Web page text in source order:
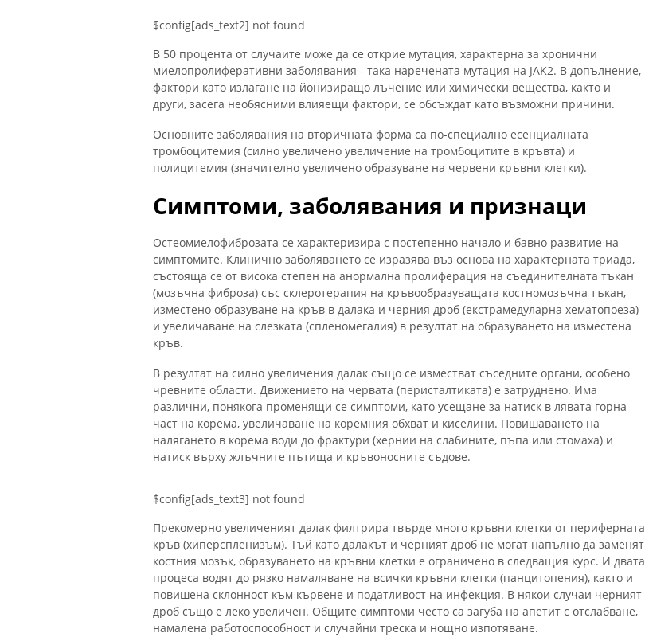
$config[ads_text2] not found
В 50 процента от случаите може да се открие мутация, характерна за хронични
миелопролиферативни заболявания - така наречената мутация на JAK2. В допълнение,
фактори като излагане на йонизиращо лъчение или химически вещества, както и
други, засега необясними влияещи фактори, се обсъждат като възможни причини.
Основните заболявания на вторичната форма са по-специално есенциалната
тромбоцитемия (силно увеличено увеличение на тромбоцитите в кръвта) и
полицитемия (значително увеличено образуване на червени кръвни клетки).
Симптоми, заболявания и признаци
Остеомиелофиброзата се характеризира с постепенно начало и бавно развитие на
симптомите. Клинично заболяването се изразява въз основа на характерната триада,
състояща се от висока степен на анормална пролиферация на съединителната тъкан
(мозъчна фиброза) със склеротерапия на кръвообразуващата костномозъчна тъкан,
изместено образуване на кръв в далака и черния дроб (екстрамедуларна хематопоеза)
и увеличаване на слезката (спленомегалия) в резултат на образуването на изместена
кръв.
В резултат на силно увеличения далак също се изместват съседните органи, особено
чревните области. Движението на червата (перисталтиката) е затруднено. Има
различни, понякога променящи се симптоми, като усещане за натиск в лявата горна
част на корема, увеличаване на коремния обхват и киселини. Повишаването на
налягането в корема води до фрактури (хернии на слабините, пъпа или стомаха) и
натиск върху жлъчните пътища и кръвоносните съдове.
$config[ads_text3] not found
Прекомерно увеличеният далак филтрира твърде много кръвни клетки от периферната
кръв (хиперспленизъм). Тъй като далакът и черният дроб не могат напълно да заменят
костния мозък, образуването на кръвни клетки е ограничено в следващия курс. И двата
процеса водят до рязко намаляване на всички кръвни клетки (панцитопения), както и
повишена склонност към кървене и податливост на инфекция. В някои случаи черният
дроб също е леко увеличен. Общите симптоми често са загуба на апетит с отслабване,
намалена работоспособност и случайни треска и нощно изпотяване.